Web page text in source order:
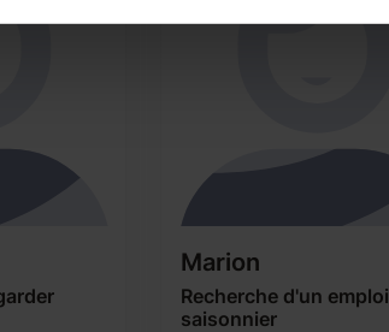
Marion
Recherche d'un emploi
saisonnier